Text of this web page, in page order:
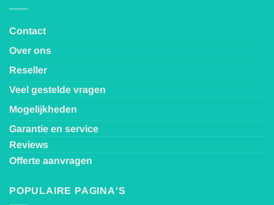
Contact
Over ons
Reseller
Veel gestelde vragen
Mogelijkheden
Garantie en service
Reviews
Offerte aanvragen
POPULAIRE PAGINA'S